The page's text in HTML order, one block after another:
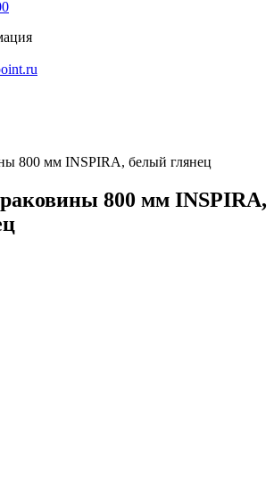
800 мм INSPIRA, белый глянец
800 мм INSPIRA,